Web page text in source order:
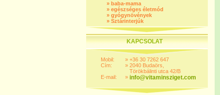
» baba-mama
» egészséges életmód
» gyógynövények
» Sztárinterjúk
KAPCSOLAT
Mobil:
Cím:
E-mail:
»
»
»
+36 30 7262 647
2040 Budaörs,
Törökbálinti utca 42/B
info@vitaminsziget.com